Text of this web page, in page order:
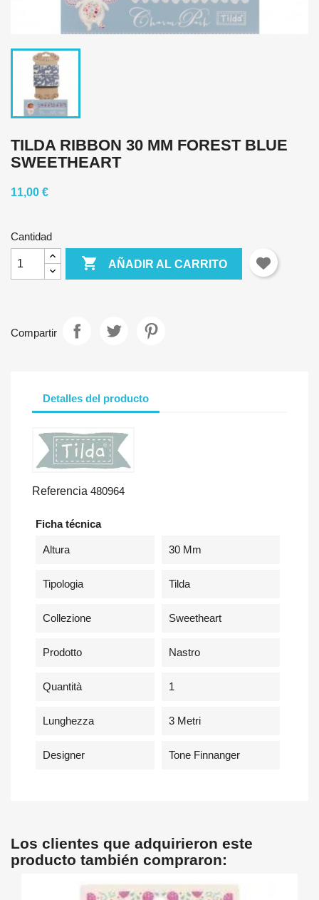
TILDA RIBBON 30 MM FOREST BLUE
SWEETHEART
11,00 €
Cantidad
 AÑADIR AL CARRITO
Compartir
Detalles del producto
Referencia 480964
Ficha técnica
Altura 30 Mm
Tipologia Tilda
Collezione Sweetheart
Prodotto Nastro
Quantità 1
Lunghezza 3 Metri
Designer Tone Finnanger
Los clientes que adquirieron este
producto también compraron: